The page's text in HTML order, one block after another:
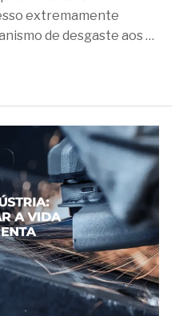
extremamente
de desgaste aos …